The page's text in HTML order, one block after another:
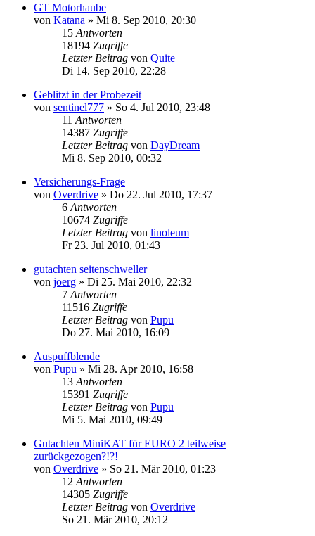
GT Motorhaube
von Katana » Mi 8. Sep 2010, 20:30
15 Antworten
18194 Zugriffe
Letzter Beitrag von Quite
Di 14. Sep 2010, 22:28
Geblitzt in der Probezeit
von sentinel777 » So 4. Jul 2010, 23:48
11 Antworten
14387 Zugriffe
Letzter Beitrag von DayDream
Mi 8. Sep 2010, 00:32
Versicherungs-Frage
von Overdrive » Do 22. Jul 2010, 17:37
6 Antworten
10674 Zugriffe
Letzter Beitrag von linoleum
Fr 23. Jul 2010, 01:43
gutachten seitenschweller
von joerg » Di 25. Mai 2010, 22:32
7 Antworten
11516 Zugriffe
Letzter Beitrag von Pupu
Do 27. Mai 2010, 16:09
Auspuffblende
von Pupu » Mi 28. Apr 2010, 16:58
13 Antworten
15391 Zugriffe
Letzter Beitrag von Pupu
Mi 5. Mai 2010, 09:49
Gutachten MiniKAT für EURO 2 teilweise
zurückgezogen?!?!
von Overdrive » So 21. Mär 2010, 01:23
12 Antworten
14305 Zugriffe
Letzter Beitrag von Overdrive
So 21. Mär 2010, 20:12